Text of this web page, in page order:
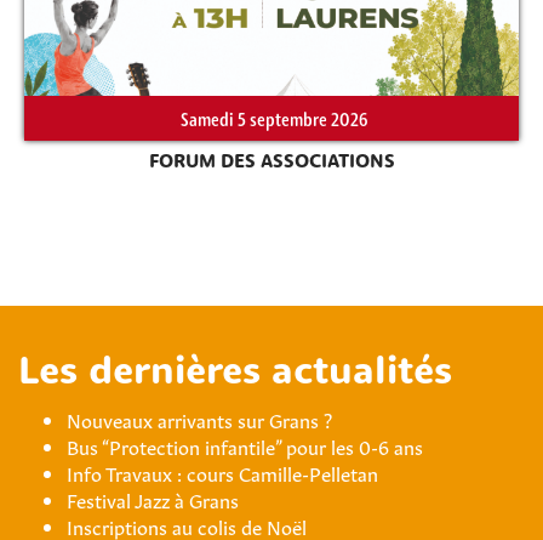
Samedi 5 septembre 2026
FORUM DES ASSOCIATIONS
Les dernières actualités
Nouveaux arrivants sur Grans ?
Bus “Protection infantile” pour les 0-6 ans
Info Travaux : cours Camille-Pelletan
Festival Jazz à Grans
Inscriptions au colis de Noël